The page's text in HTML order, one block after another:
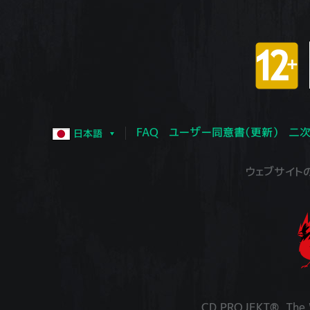
日本語 FAQ ユーザー同意書（更新） 二
ウェブサイ